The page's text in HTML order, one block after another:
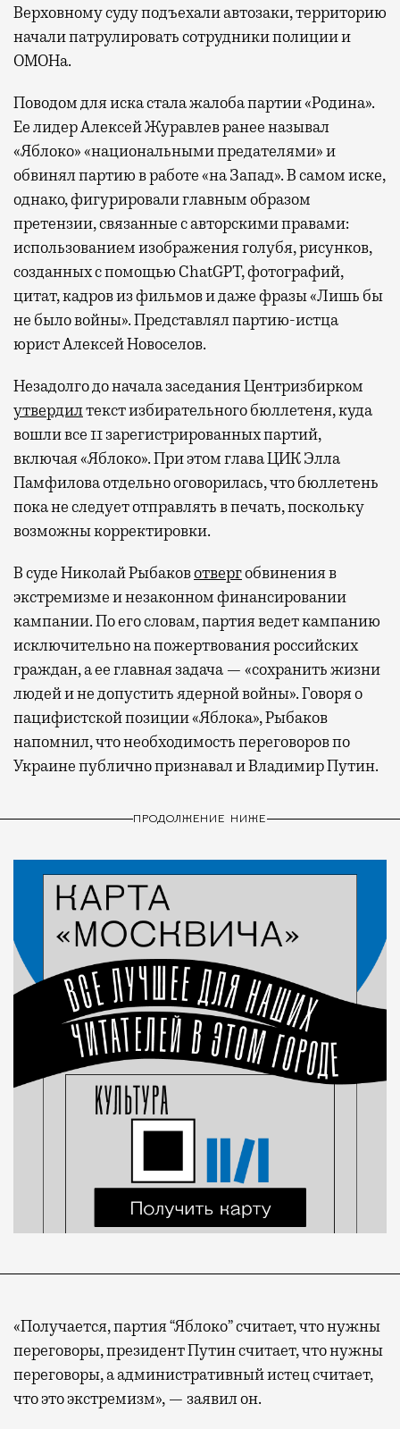
Верховному суду подъехали автозаки, территорию
начали патрулировать сотрудники полиции и
ОМОНа.
Поводом для иска стала жалоба партии «Родина».
Ее лидер Алексей Журавлев ранее называл
«Яблоко» «национальными предателями» и
обвинял партию в работе «на Запад». В самом иске,
однако, фигурировали главным образом
претензии, связанные с авторскими правами:
использованием изображения голубя, рисунков,
созданных с помощью ChatGPT, фотографий,
цитат, кадров из фильмов и даже фразы «Лишь бы
не было войны». Представлял партию-истца
юрист Алексей Новоселов.
Незадолго до начала заседания Центризбирком
утвердилтекст избирательного бюллетеня, куда
вошли все 11 зарегистрированных партий,
включая «Яблоко». При этом глава ЦИК Элла
Памфилова отдельно оговорилась, что бюллетень
пока не следует отправлять в печать, поскольку
возможны корректировки.
В суде Николай Рыбаковотвергобвинения в
экстремизме и незаконном финансировании
кампании. По его словам, партия ведет кампанию
исключительно на пожертвования российских
граждан, а ее главная задача — «сохранить жизни
людей и не допустить ядерной войны». Говоря о
пацифистской позиции «Яблока», Рыбаков
напомнил, что необходимость переговоров по
Украине публично признавал и Владимир Путин.
ПРОДОЛЖЕНИЕ НИЖЕ
«Получается, партия “Яблоко” считает, что нужны
переговоры, президент Путин считает, что нужны
переговоры, а административный истец считает,
что это экстремизм», — заявил он.